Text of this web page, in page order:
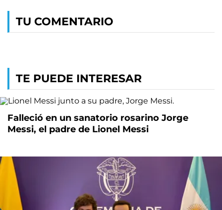
TU COMENTARIO
TE PUEDE INTERESAR
Falleció en un sanatorio rosarino Jorge
Messi, el padre de Lionel Messi